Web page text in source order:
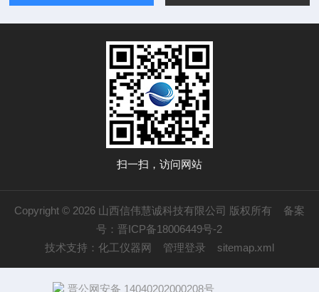
扫一扫，访问网站
Copyright © 2026 山西信伟慧诚科技有限公司 版权所有 备案
号：晋ICP备18006449号-2
技术支持： 化工仪器网 管理登录 sitemap.xml
晋公网安备 14040202000208号